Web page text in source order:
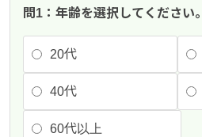
問1：年齢を選択してください。
20代
40代
60代以上